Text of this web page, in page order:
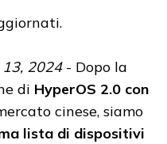
2024- Dopo la
di HyperOS 2.0 con
cinese, siamo
lista di dispositivi